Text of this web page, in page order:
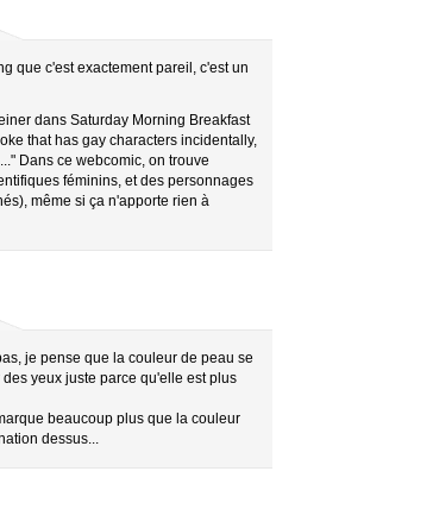
que c'est exactement pareil, c'est un
dans Saturday Morning Breakfast
that has gay characters incidentally,
Dans ce webcomic, on trouve
féminins, et des personnages
même si ça n'apporte rien à
je pense que la couleur de peau se
yeux juste parce qu'elle est plus
beaucoup plus que la couleur
dessus...